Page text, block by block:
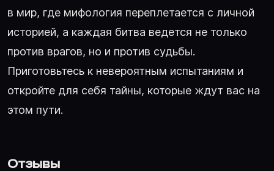
в мир, где мифология переплетается с личной
историей, а каждая битва ведется не только
против врагов, но и против судьбы.
Приготовьтесь к невероятным испытаниям и
откройте для себя тайны, которые ждут вас на
этом пути.
Отзывы